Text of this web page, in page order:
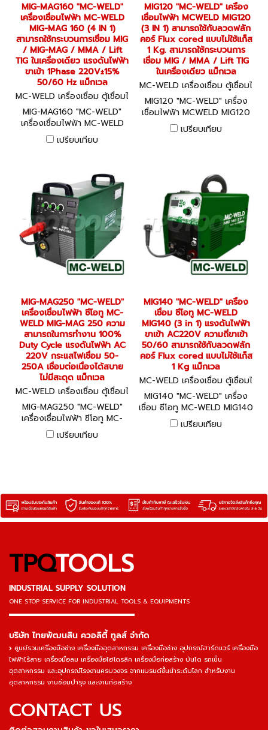
MIG-MAG160 "MC-WELD"
เครื่องเชื่อมไฟฟ้า MC-WELD
MIG-MAG 160 (4 IN 1)
สามารถใช้กระบวนการเชื่อม MIG
/ MIG-MAG / MMA / Lift
TIG ในเครื่องเดียว แรงดันไฟฟ้า
ขาเข้า 1Phase 220V±15%
50/60 Hz แม็กเวล
MC-WELD เครื่องเชื่อม ตู้เชื่อมไ
ฟฟ้า MIG-MAG160
MIG-MAG160 "MC-WELD"
เครื่องเชื่อมไฟฟ้า MC-WELD
MIG-MAG 160 (4 IN 1)
สามารถใช้กระบวนการเชื่อม MIG
เข้า 1Phase 220V±15%
50/60 Hz แม็กเวล
เปรียบเทียบ
MIG120 "MC-WELD" เครื่อง
เชื่อมไฟฟ้า MCWELD MIG120
(3 IN 1) สามารถใช้กับลวดฟลัก
คอร์ Flux cored แบบไม่ใช้แก็ส
1 Kg. สามารถใช้กระบวนการ
เชื่อม MIG / MMA / Lift TIG
ในเครื่องเดียว แม็กเวล
MC-WELD เครื่องเชื่อม ตู้เชื่อมไ
ฟฟ้า MIG120
MIG120 "MC-WELD" เครื่อง
เชื่อมไฟฟ้า MCWELD MIG120
(3 IN 1) สามารถใช้กับลวดฟลัก
คอร์ Flux cored แบบไม่ใช้แก็ส
เปรียบเทียบ
MIG-MAG250 "MC-WELD"
เครื่องเชื่อมไฟฟ้า ซีโอทู MC-
WELD MIG-MAG 250 ความ
สามารถในการทำงาน 100%
Duty Cycle แรงดันไฟฟ้า AC
220V กระแสไฟเชื่อม 50-
250A เชื่อมต่อเนื่องได้สบาย
ไม่มีสะดุด แม็กเวล
MC-WELD เครื่องเชื่อม ตู้เชื่อมไ
ฟฟ้า MIG-MAG250
MIG-MAG250 "MC-WELD"
เครื่องเชื่อมไฟฟ้า ซีโอทู MC-
WELD MIG-MAG 250 ความ
สามารถในการทำงาน 100%
เปรียบเทียบ
MIG140 "MC-WELD" เครื่อง
เชื่อม ซีโอทู MC-WELD
MIG140 (3 in 1) แรงดันไฟฟ้า
ขาเข้า AC220V ความถี่ขาเข้า
50/60 สามารถใช้กับลวดฟลัก
คอร์ Flux cored แบบไม่ใช้แก็ส
1 Kg แม็กเวล
MC-WELD เครื่องเชื่อม ตู้เชื่อมไ
ฟฟ้า MIG140
MIG140 "MC-WELD" เครื่อง
เชื่อม ซีโอทู MC-WELD MIG140
(3 in 1) แรงดันไฟฟ้าขาเข้า
AC220V ความถี่ขาเข้า 50/60
เปรียบเทียบ
TPQTOOLS
INDUSTRIAL SUPPLY SOLUTION
ONE STOP SERVICE FOR INDUSTRIAL TOOLS & EQUIPMENTS
▬▬▬▬▬▬▬▬▬▬▬▬▬▬▬
บริษัท ไทยพัฒนสิน ควอลิตี้ ทูลส์ จำกัด
ศูนย์รวมเครื่องมือช่าง เครื่องมืออุตสาหกรรม เครื่องมือช่าง อุปกรณ์ฮาร์ดแวร์ เครื่องมือ
ไฟฟ้าไร้สาย เครื่องมือลม เครื่องมือไฮโดรลิค เครื่องมือก่อสร้าง บันได รถเข็น
อุตสาหกรรม และอุปกรณ์โรงงานครบวงจร จากแบรนด์ชั้นนำระดับโลก สำหรับงาน
อุตสาหกรรม งานซ่อมบำรุง และงานก่อสร้าง
CONTACT US